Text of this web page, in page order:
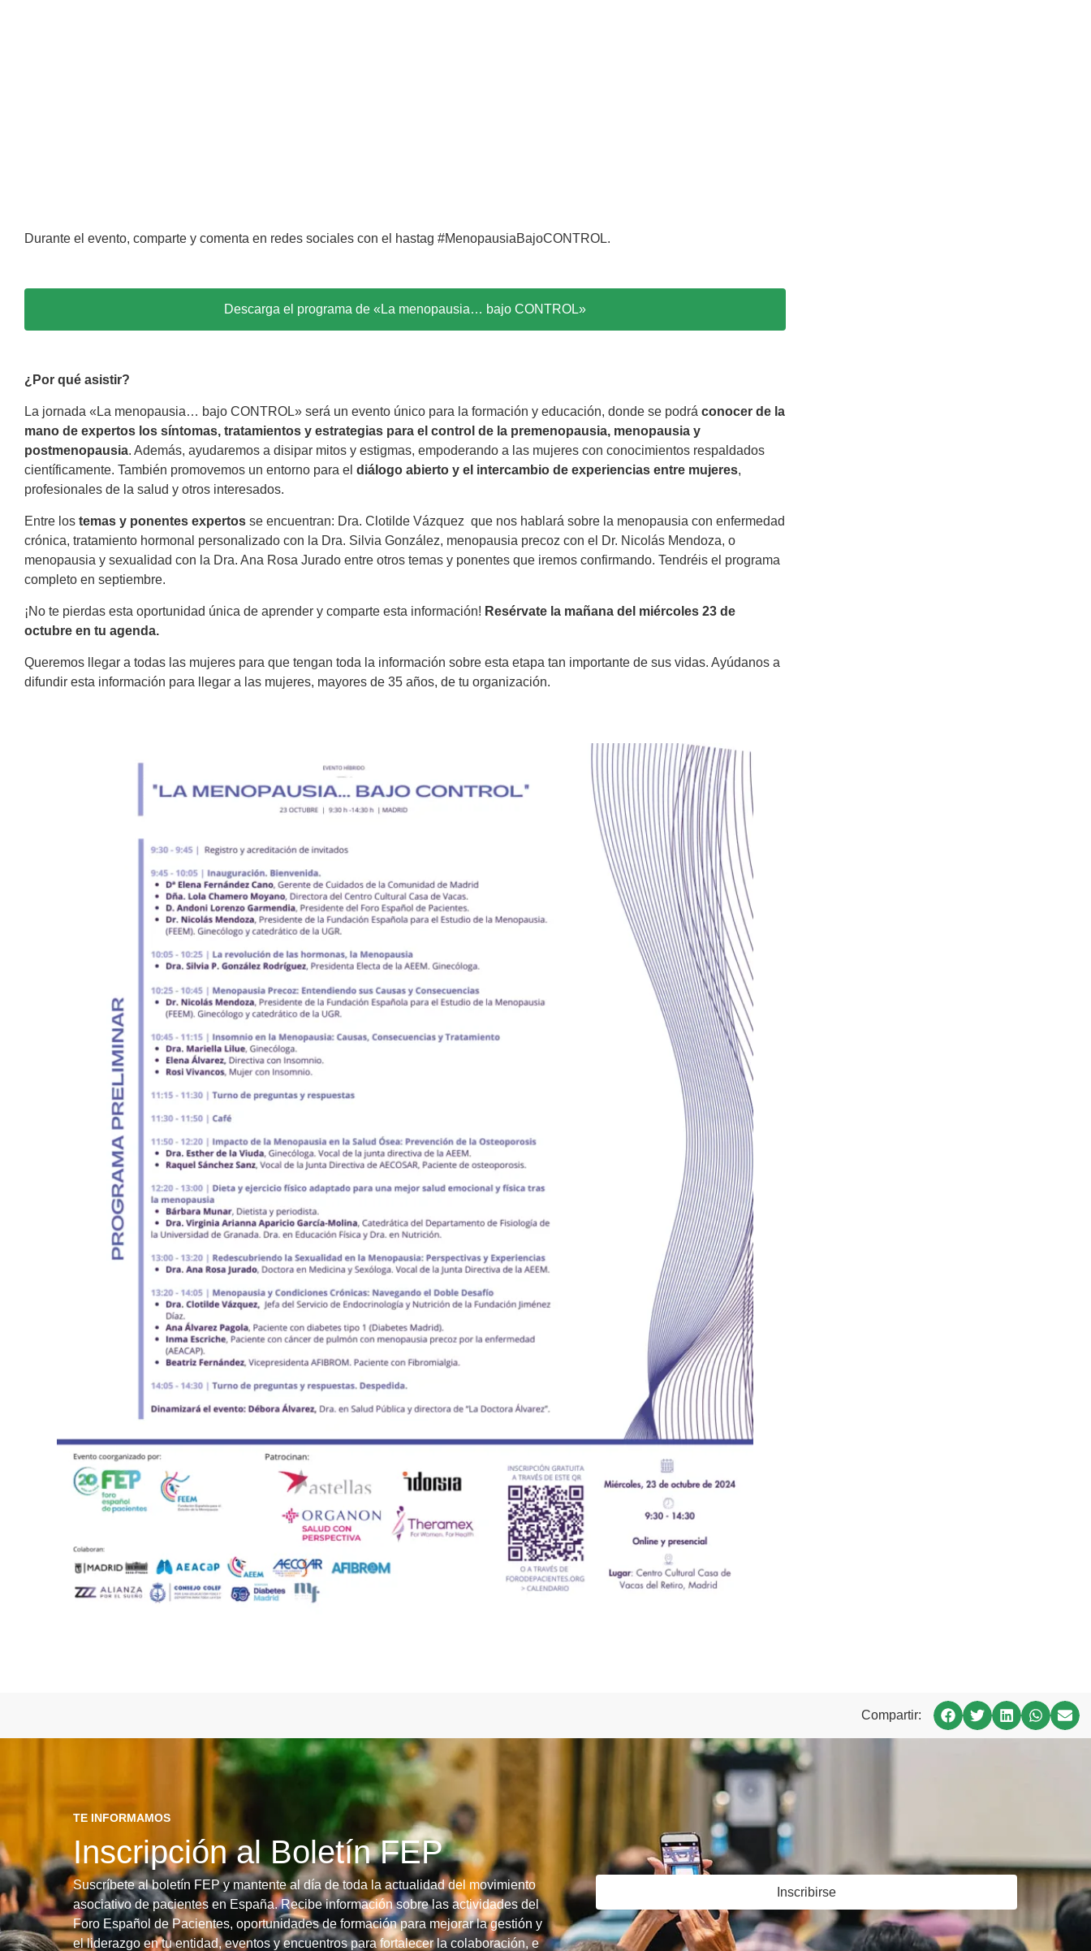
Durante el evento, comparte y comenta en redes sociales con el hastag #MenopausiaBajoCONTROL.
Descarga el programa de «La menopausia… bajo CONTROL»
¿Por qué asistir?
La jornada «La menopausia… bajo CONTROL» será un evento único para la formación y educación, donde se podrá conocer de la
mano de expertos los síntomas, tratamientos y estrategias para el control de la premenopausia, menopausia y
postmenopausia. Además, ayudaremos a disipar mitos y estigmas, empoderando a las mujeres con conocimientos respaldados
científicamente. También promovemos un entorno para el diálogo abierto y el intercambio de experiencias entre mujeres,
profesionales de la salud y otros interesados.
Entre los temas y ponentes expertos se encuentran: Dra. Clotilde Vázquez que nos hablará sobre la menopausia con enfermedad
crónica, tratamiento hormonal personalizado con la Dra. Silvia González, menopausia precoz con el Dr. Nicolás Mendoza, o
menopausia y sexualidad con la Dra. Ana Rosa Jurado entre otros temas y ponentes que iremos confirmando. Tendréis el programa
completo en septiembre.
¡No te pierdas esta oportunidad única de aprender y comparte esta información! Resérvate la mañana del miércoles 23 de
octubre en tu agenda.
Queremos llegar a todas las mujeres para que tengan toda la información sobre esta etapa tan importante de sus vidas. Ayúdanos a
difundir esta información para llegar a las mujeres, mayores de 35 años, de tu organización.
Compartir:
TE INFORMAMOS
Inscripción al Boletín FEP
Suscríbete al boletín FEP y mantente al día de toda la actualidad del movimiento
asociativo de pacientes en España. Recibe información sobre las actividades del
Foro Español de Pacientes, oportunidades de formación para mejorar la gestión y
el liderazgo en tu entidad, eventos y encuentros para fortalecer la colaboración, e
Inscribirse